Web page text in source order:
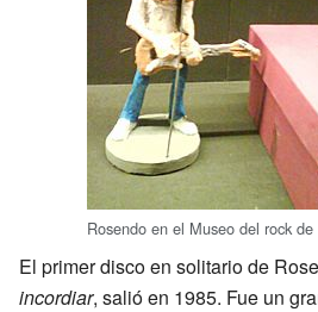
Rosendo en el Museo del rock
El primer disco en solitario de
incordiar, salió en 1985. Fue un